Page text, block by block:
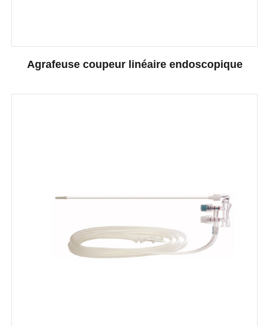
Agrafeuse coupeur linéaire endoscopique